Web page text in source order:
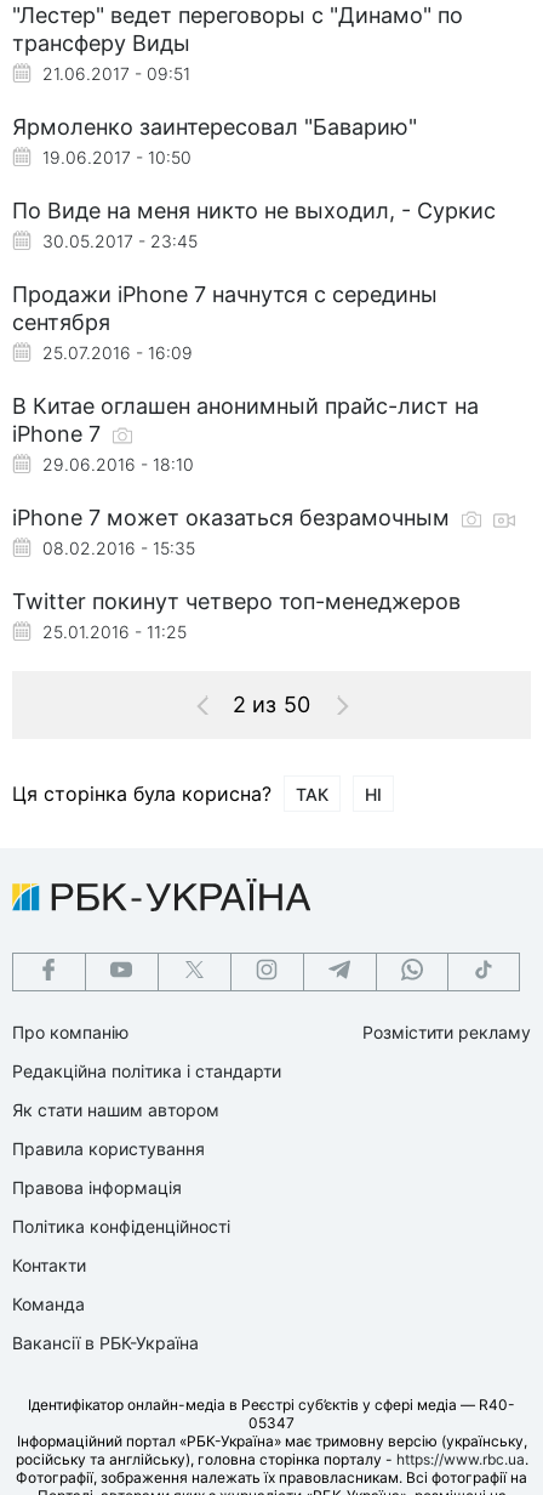
"Лестер" ведет переговоры с "Динамо" по
трансферу Виды
21.06.2017 - 09:51
Ярмоленко заинтересовал "Баварию"
19.06.2017 - 10:50
По Виде на меня никто не выходил, - Суркис
30.05.2017 - 23:45
Продажи iPhone 7 начнутся с середины
сентября
25.07.2016 - 16:09
В Китае оглашен анонимный прайс-лист на
iPhone 7
29.06.2016 - 18:10
iPhone 7 может оказаться безрамочным
08.02.2016 - 15:35
Twitter покинут четверо топ-менеджеров
25.01.2016 - 11:25
2 из 50
Ця сторінка була корисна? ТАК НІ
Про компанію
Редакційна політика і стандарти
Як стати нашим автором
Правила користування
Правова інформація
Політика конфіденційності
Контакти
Команда
Вакансії в РБК-Україна
Розмістити рекламу
Ідентифікатор онлайн-медіа в Реєстрі суб’єктів у сфері медіа — R40-
05347
Інформаційний портал «РБК-Україна» має тримовну версію (українську,
російську та англійську), головна сторінка порталу - https://www.rbc.ua.
Фотографії, зображення належать їх правовласникам. Всі фотографії на